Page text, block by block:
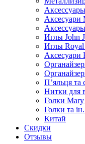
Аксесуари
Иглы John
Иглы
Аксесуари
П’яльця та
Нитки для
Голки
Голки та
Китай
Скидки
Отзывы